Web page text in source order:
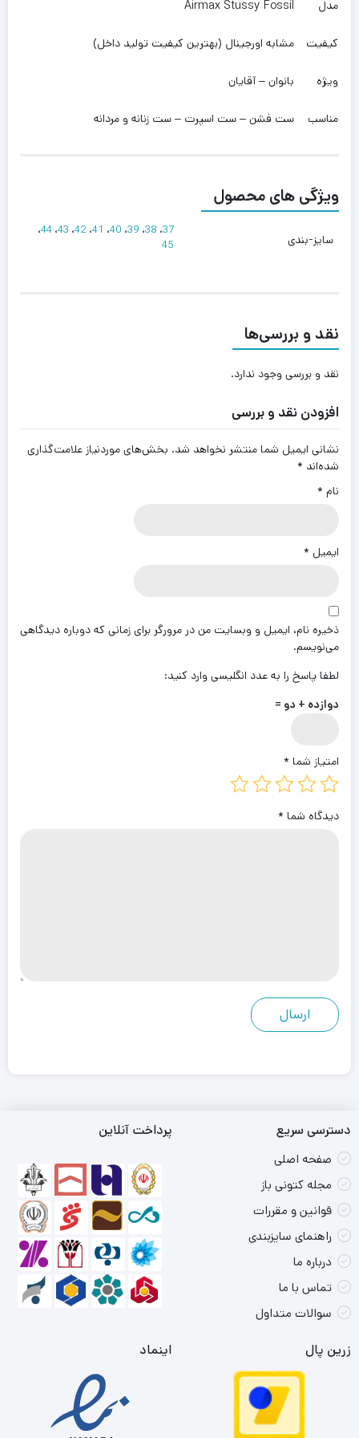
مدل Airmax Stussy Fossil
کیفیت مشابه اورجینال (بهترین کیفیت تولید داخل)
ویژه بانوان – آقایان
مناسب ست فشن – ست اسپرت – ست زنانه و مردانه
ویژگی های محصول
سایز-بندی
37، 38، 39، 40، 41،42، 43،44،
45
نقد و بررسی‌ها
نقد و بررسی وجود ندارد.
افزودن نقد و بررسی
نشانی ایمیل شما منتشر نخواهد شد. بخش‌های موردنیاز علامت‌گذاری
شده‌اند *
نام *
ایمیل *
ذخیره نام، ایمیل و وبسایت من در مرورگر برای زمانی که دوباره دیدگاهی
می‌نویسم.
لطفا پاسخ را به عدد انگلیسی وارد کنید:
دوازده + دو =
امتیاز شما *
دیدگاه شما *
دسترسی سریع
صفحه اصلی
مجله کتونی باز
قوانین و مقررات
راهنمای سایزبندی
درباره ما
تماس با ما
سوالات متداول
پرداخت آنلاین
زرین پال اینماد